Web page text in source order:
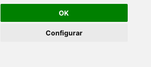
OK
Configurar